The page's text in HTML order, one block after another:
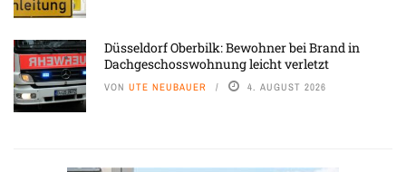
Düsseldorf Oberbilk: Bewohner bei Brand in
Dachgeschosswohnung leicht verletzt
VON UTE NEUBAUER 4. AUGUST 2026